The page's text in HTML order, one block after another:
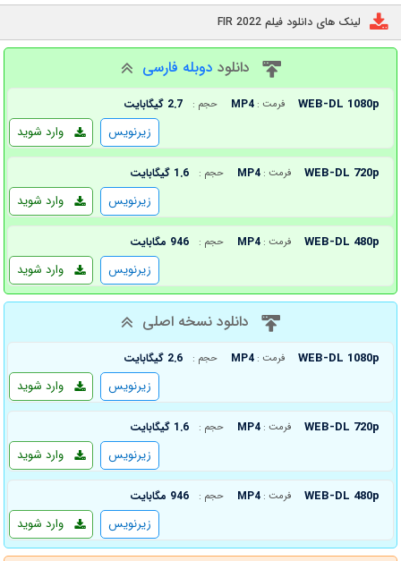
لینک های دانلود فیلم FIR 2022
دانلود دوبله فارسی
WEB-DL 1080p فرمت : MP4 حجم : 2.7 گیگابایت
وارد شوید زیرنویس
WEB-DL 720p فرمت : MP4 حجم : 1.6 گیگابایت
وارد شوید زیرنویس
WEB-DL 480p فرمت : MP4 حجم : 946 مگابایت
وارد شوید زیرنویس
دانلود نسخه اصلی
WEB-DL 1080p فرمت : MP4 حجم : 2.6 گیگابایت
وارد شوید زیرنویس
WEB-DL 720p فرمت : MP4 حجم : 1.6 گیگابایت
وارد شوید زیرنویس
WEB-DL 480p فرمت : MP4 حجم : 946 مگابایت
وارد شوید زیرنویس